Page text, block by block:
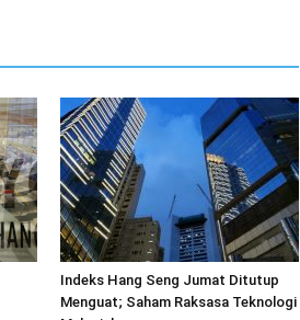
Indeks Hang Seng Jumat Ditutup
Menguat; Saham Raksasa Teknologi